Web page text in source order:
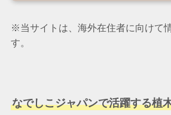
※当サイトは、海外在住者に向けて
す。
なでしこジャパンで活躍する植